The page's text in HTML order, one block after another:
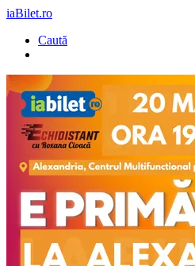
iaBilet.ro
Caută